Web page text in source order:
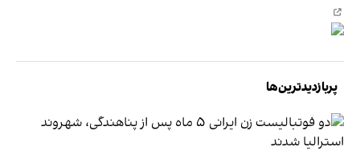
پربازدیدترین‌ها